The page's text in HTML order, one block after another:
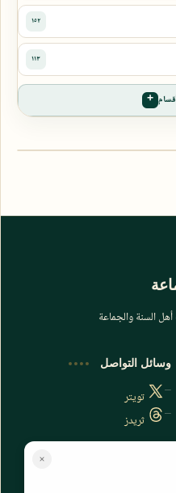
السنة والجماعة
وسائل التواصل
تويتر
ثريدز